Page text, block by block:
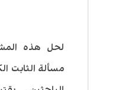
لحل هذه
مسألة الثابت